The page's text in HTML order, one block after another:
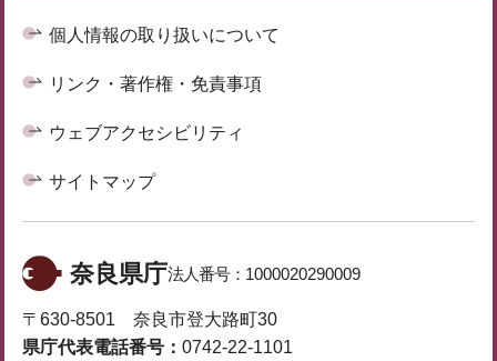
個人情報の取り扱いについて
リンク・著作権・免責事項
ウェブアクセシビリティ
サイトマップ
奈良県庁法人番号： 1000020290009
〒630-8501 奈良市登大路町30
県庁代表電話番号： 0742-22-1101